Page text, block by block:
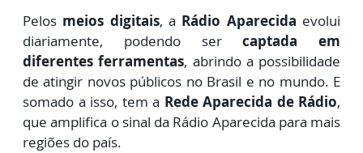
Pelos meios digitais, a Rádio Aparecida evolui
diariamente, podendo sercaptada em
diferentes ferramentas, abrindo a possibilidade
de atingir novos públicos no Brasil e no mundo. E
somado a isso, tem a Rede Aparecida de Rádio,
que amplifica o sinal da Rádio Aparecida para mais
regiões do país.